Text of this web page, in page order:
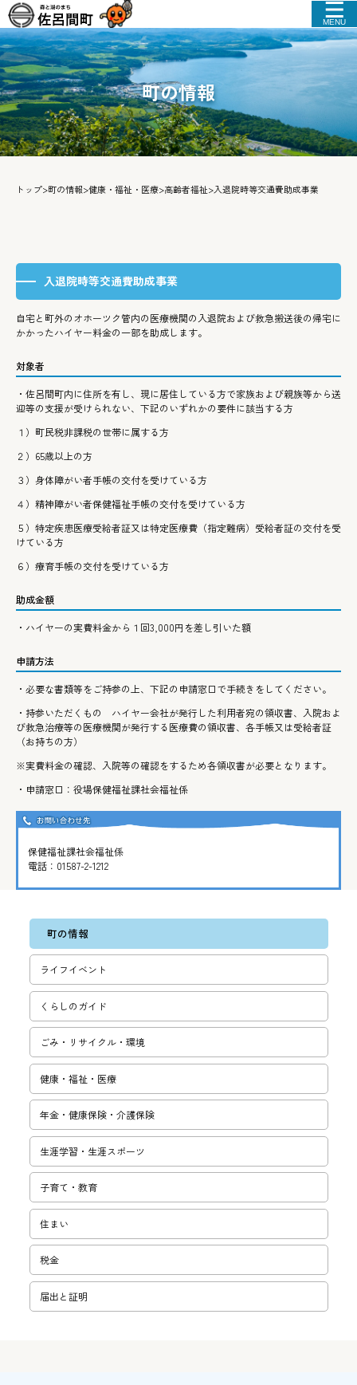
MENU
町の情報
トップ>町の情報>健康・福祉・医療>高齢者福祉>入退院時等交通費助成事業
入退院時等交通費助成事業
自宅と町外のオホーツク管内の医療機関の入退院および救急搬送後の帰宅に
かかったハイヤー料金の一部を助成します。
対象者
・佐呂間町内に住所を有し、現に居住している方で家族および親族等から送
迎等の支援が受けられない、下記のいずれかの要件に該当する方
１）町民税非課税の世帯に属する方
２）65歳以上の方
３）身体障がい者手帳の交付を受けている方
４）精神障がい者保健福祉手帳の交付を受けている方
５）特定疾患医療受給者証又は特定医療費（指定難病）受給者証の交付を受
けている方
６）療育手帳の交付を受けている方
助成金額
・ハイヤーの実費料金から１回3,000円を差し引いた額
申請方法
・必要な書類等をご持参の上、下記の申請窓口で手続きをしてください。
・持参いただくもの ハイヤー会社が発行した利用者宛の領収書、入院およ
び救急治療等の医療機関が発行する医療費の領収書、各手帳又は受給者証
（お持ちの方）
※実費料金の確認、入院等の確認をするため各領収書が必要となります。
・申請窓口：役場保健福祉課社会福祉係
保健福祉課社会福祉係
電話： 01587-2-1212
町の情報
ライフイベント
くらしのガイド
ごみ・リサ­イクル・環­境
健康・福祉・医療
年金・健康保険・介護保険
生涯学習・­生涯スポー­ツ
子育て・教­育
住まい
税金
届出と証明